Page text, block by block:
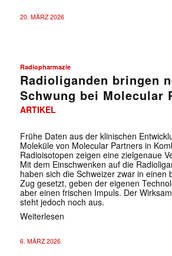
20. MÄRZ 2026
Radiopharmazie
Radioliganden bringen
Schwung bei Molecular
ARTIKEL
Frühe Daten aus der klinischen
Moleküle von Molecular Partners in
Radioisotopen zeigen eine zielgenaue
Mit dem Einschwenken auf die
haben sich die Schweizer zwar in einen
Zug gesetzt, geben der eigenen
aber einen frischen Impuls. Der
steht jedoch noch aus.
Weiterlesen
6. MÄRZ 2026